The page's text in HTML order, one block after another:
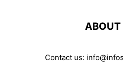
ABOUT
Contact us: